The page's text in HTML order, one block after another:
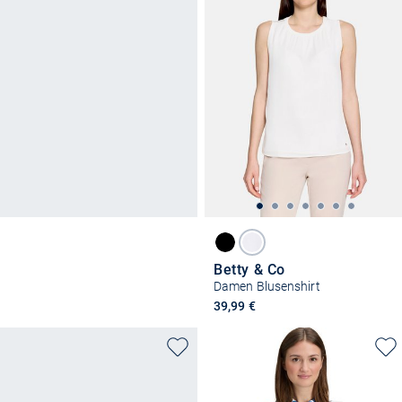
Betty & Co
Damen Blusenshirt
39,99 €